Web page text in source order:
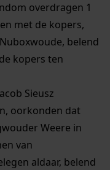
overdragen 1
met de kopers,
belend
kopers ten
Sieusz
oorkonden dat
Weere in
van
aldaar, belend